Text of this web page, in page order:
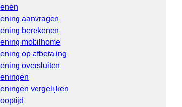
lenen
lening aanvragen
lening berekenen
lening mobilhome
lening op afbetaling
lening oversluiten
leningen
leningen vergelijken
looptijd